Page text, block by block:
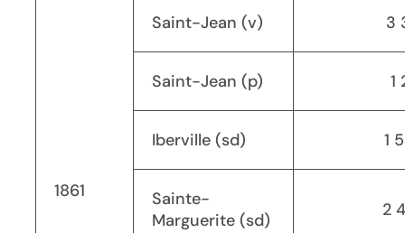
1861
Saint-Jean (v) 3
Saint-Jean (p) 1
Iberville (sd) 1
Sainte-
Marguerite (sd)
2